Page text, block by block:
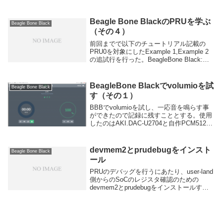
Programmable Real-Ti...
Beagle Bone Black
Beagle Bone BlackのPRUを学ぶ
（その４）
前回までで以下のチュートリアル記載の
PRU0を対象にしたExample 1,Example 2
の追試行を行った。BeagleBone Black:
Beagle Bone Black
BeagleBone Blackでvolumioを試
す（その１）
BBBでvolumioを試し、一応音を鳴らす事
ができたので記録に残すこととする。使用
したのはAKI.DAC-U2704と自作PCM5122
Beagle Bone Black
devmem2とprudebugをインスト
ール
PRUのデバッグを行うにあたり、user-land
側からのSoCのレジスタ確認のための
devmem2とprudebugをインストールす